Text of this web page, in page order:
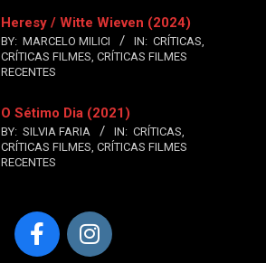
Heresy / Witte Wieven (2024)
BY: MARCELO MILICI IN: CRÍTICAS,
CRÍTICAS FILMES, CRÍTICAS FILMES
RECENTES
O Sétimo Dia (2021)
BY: SILVIA FARIA IN: CRÍTICAS,
CRÍTICAS FILMES, CRÍTICAS FILMES
RECENTES